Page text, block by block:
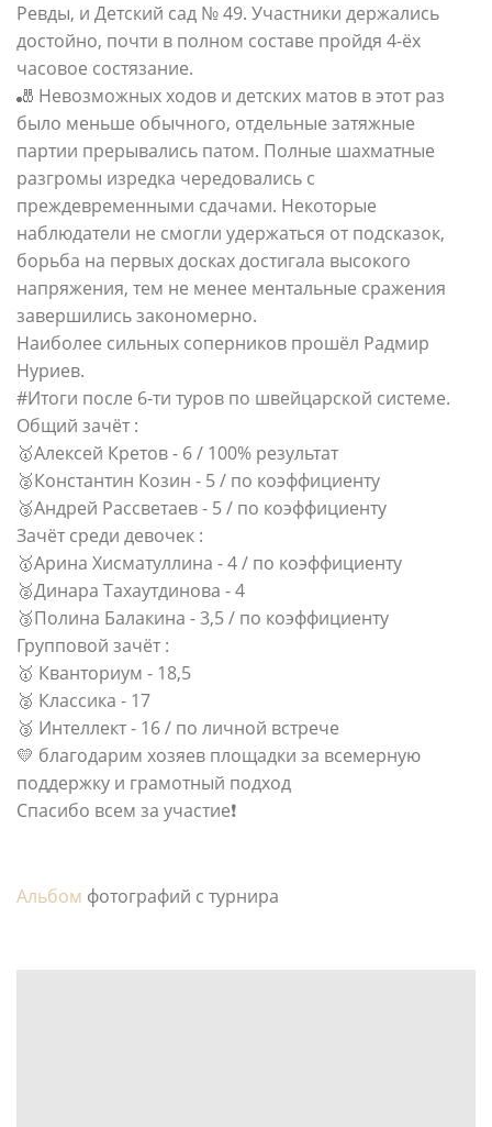
Ревды, и Детский сад № 49. Участники держались
достойно, почти в полном составе пройдя 4-ёх
часовое состязание.
🎳 Невозможных ходов и детских матов в этот раз
было меньше обычного, отдельные затяжные
партии прерывались патом. Полные шахматные
разгромы изредка чередовались с
преждевременными сдачами. Некоторые
наблюдатели не смогли удержаться от подсказок,
борьба на первых досках достигала высокого
напряжения, тем не менее ментальные сражения
завершились закономерно.
Наиболее сильных соперников прошёл Радмир
Нуриев.
#Итоги после 6-ти туров по швейцарской системе.
Общий зачёт :
🥇Алексей Кретов - 6 / 100% результат
🥈Константин Козин - 5 / по коэффициенту
🥉Андрей Рассветаев - 5 / по коэффициенту
Зачёт среди девочек :
🥇Арина Хисматуллина - 4 / по коэффициенту
🥈Динара Тахаутдинова - 4
🥉Полина Балакина - 3,5 / по коэффициенту
Групповой зачёт :
🥇 Кванториум - 18,5
🥈 Классика - 17
🥉 Интеллект - 16 / по личной встрече
💛 благодарим хозяев площадки за всемерную
поддержку и грамотный подход
Спасибо всем за участие❗
Альбом фотографий с турнира